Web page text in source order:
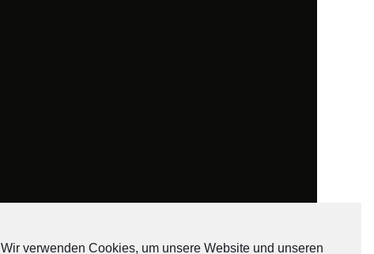
Wir verwenden Cookies, um unsere Website und unseren